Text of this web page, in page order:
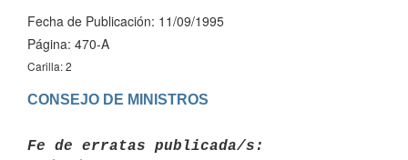
Fecha de Publicación: 11/09/1995
Página: 470-A
Carilla: 2
Fe de erratas publicada/s: